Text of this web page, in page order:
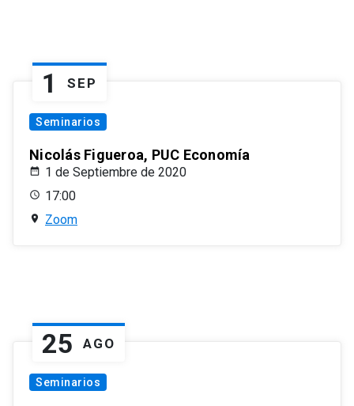
1 SEP
Seminarios
Nicolás Figueroa, PUC Economía
1 de Septiembre de 2020
17:00
Zoom
25 AGO
Seminarios